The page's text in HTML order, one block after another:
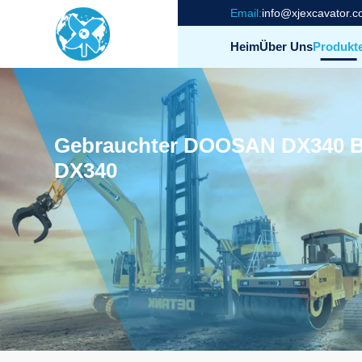
Email:
HeimÜber Uns
Gebrauchter DOOSAN DX340
DX340